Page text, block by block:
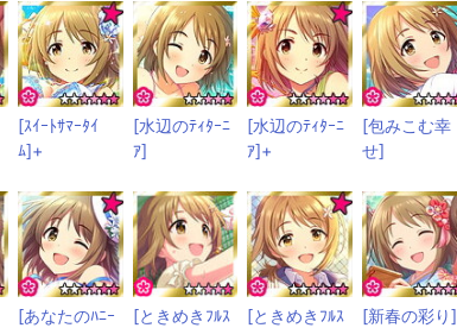
[ｽｲｰﾄｻﾏｰﾀｲ
ﾑ]+
[水辺のﾃｨﾀｰﾆ
ｱ]
[水辺のﾃｨﾀｰﾆ
ｱ]+
[包みこむ幸
せ]
[あなたのﾊﾆｰ
[ときめきﾌﾙｽ
[ときめきﾌﾙｽ
[新春の彩り]